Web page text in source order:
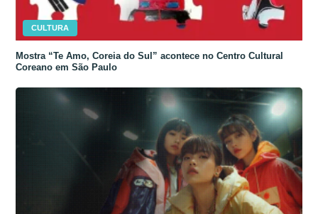
CULTURA
Mostra “Te Amo, Coreia do Sul” acontece no Centro Cultural
Coreano em São Paulo